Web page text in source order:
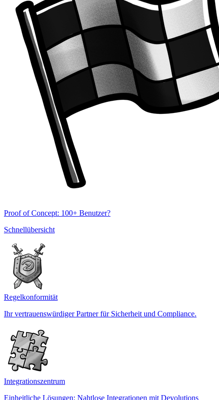
Proof of Concept: 100+ Benutzer?
Schnellübersicht
Regelkonformität
Ihr vertrauenswürdiger Partner für Sicherheit und Compliance.
Integrationszentrum
Einheitliche Lösungen: Nahtlose Integrationen mit Devolutions